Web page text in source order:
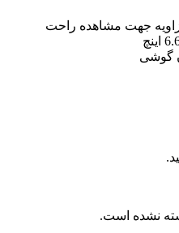
جهت مشاهده راحت
گوشی
نشده است.